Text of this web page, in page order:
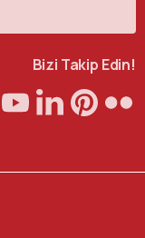
Bizi Takip Edin!